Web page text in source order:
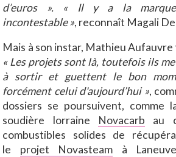
d’euros ». « Il y a la marque
incontestable », reconnaît Magali
Mais à son instar, Mathieu
« Les projets sont là, toutefois ils
à sortir et guettent le bon
forcément celui d'aujourd’hui »,
dossiers se poursuivent, comme
soudière lorraine Novacarb au
combustibles solides de
le projet Novasteam à